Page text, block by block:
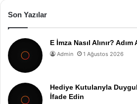
Son Yazılar
E İmza Nasıl Alınır?
Admin 1 Ağustos 2026
Hediye Kutularıyla
İfade Edin